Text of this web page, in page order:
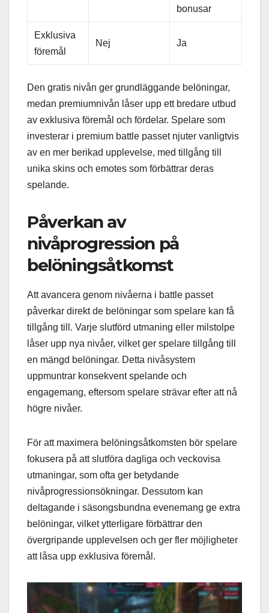
bonusar
Exklusiva
föremål
Nej Ja
Den gratis nivån ger grundläggande belöningar,
medan premiumnivån låser upp ett bredare utbud
av exklusiva föremål och fördelar. Spelare som
investerar i premium battle passet njuter vanligtvis
av en mer berikad upplevelse, med tillgång till
unika skins och emotes som förbättrar deras
spelande.
Påverkan av
nivåprogression på
belöningsåtkomst
Att avancera genom nivåerna i battle passet
påverkar direkt de belöningar som spelare kan få
tillgång till. Varje slutförd utmaning eller milstolpe
låser upp nya nivåer, vilket ger spelare tillgång till
en mängd belöningar. Detta nivåsystem
uppmuntrar konsekvent spelande och
engagemang, eftersom spelare strävar efter att nå
högre nivåer.
För att maximera belöningsåtkomsten bör spelare
fokusera på att slutföra dagliga och veckovisa
utmaningar, som ofta ger betydande
nivåprogressionsökningar. Dessutom kan
deltagande i säsongsbundna evenemang ge extra
belöningar, vilket ytterligare förbättrar den
övergripande upplevelsen och ger fler möjligheter
att låsa upp exklusiva föremål.